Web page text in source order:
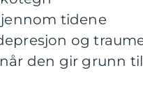
tidene
og
den gir grunn til